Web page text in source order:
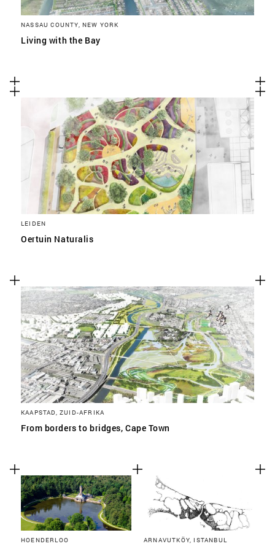
NASSAU COUNTY, NEW YORK
Living with the Bay
LEIDEN
Oertuin Naturalis
KAAPSTAD, ZUID-AFRIKA
From borders to bridges, Cape Town
HOENDERLOO ARNAVUTKÖY, ISTANBUL